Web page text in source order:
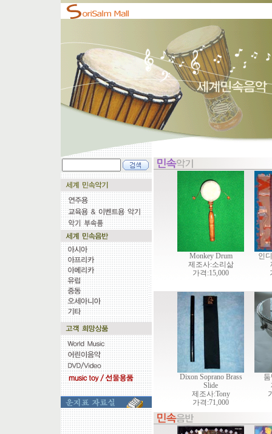
Monkey Drum
제조사:소리삶
가격:15,000
인
Dixon Soprano Brass
Slide
제조사:Tony
가격:71,000